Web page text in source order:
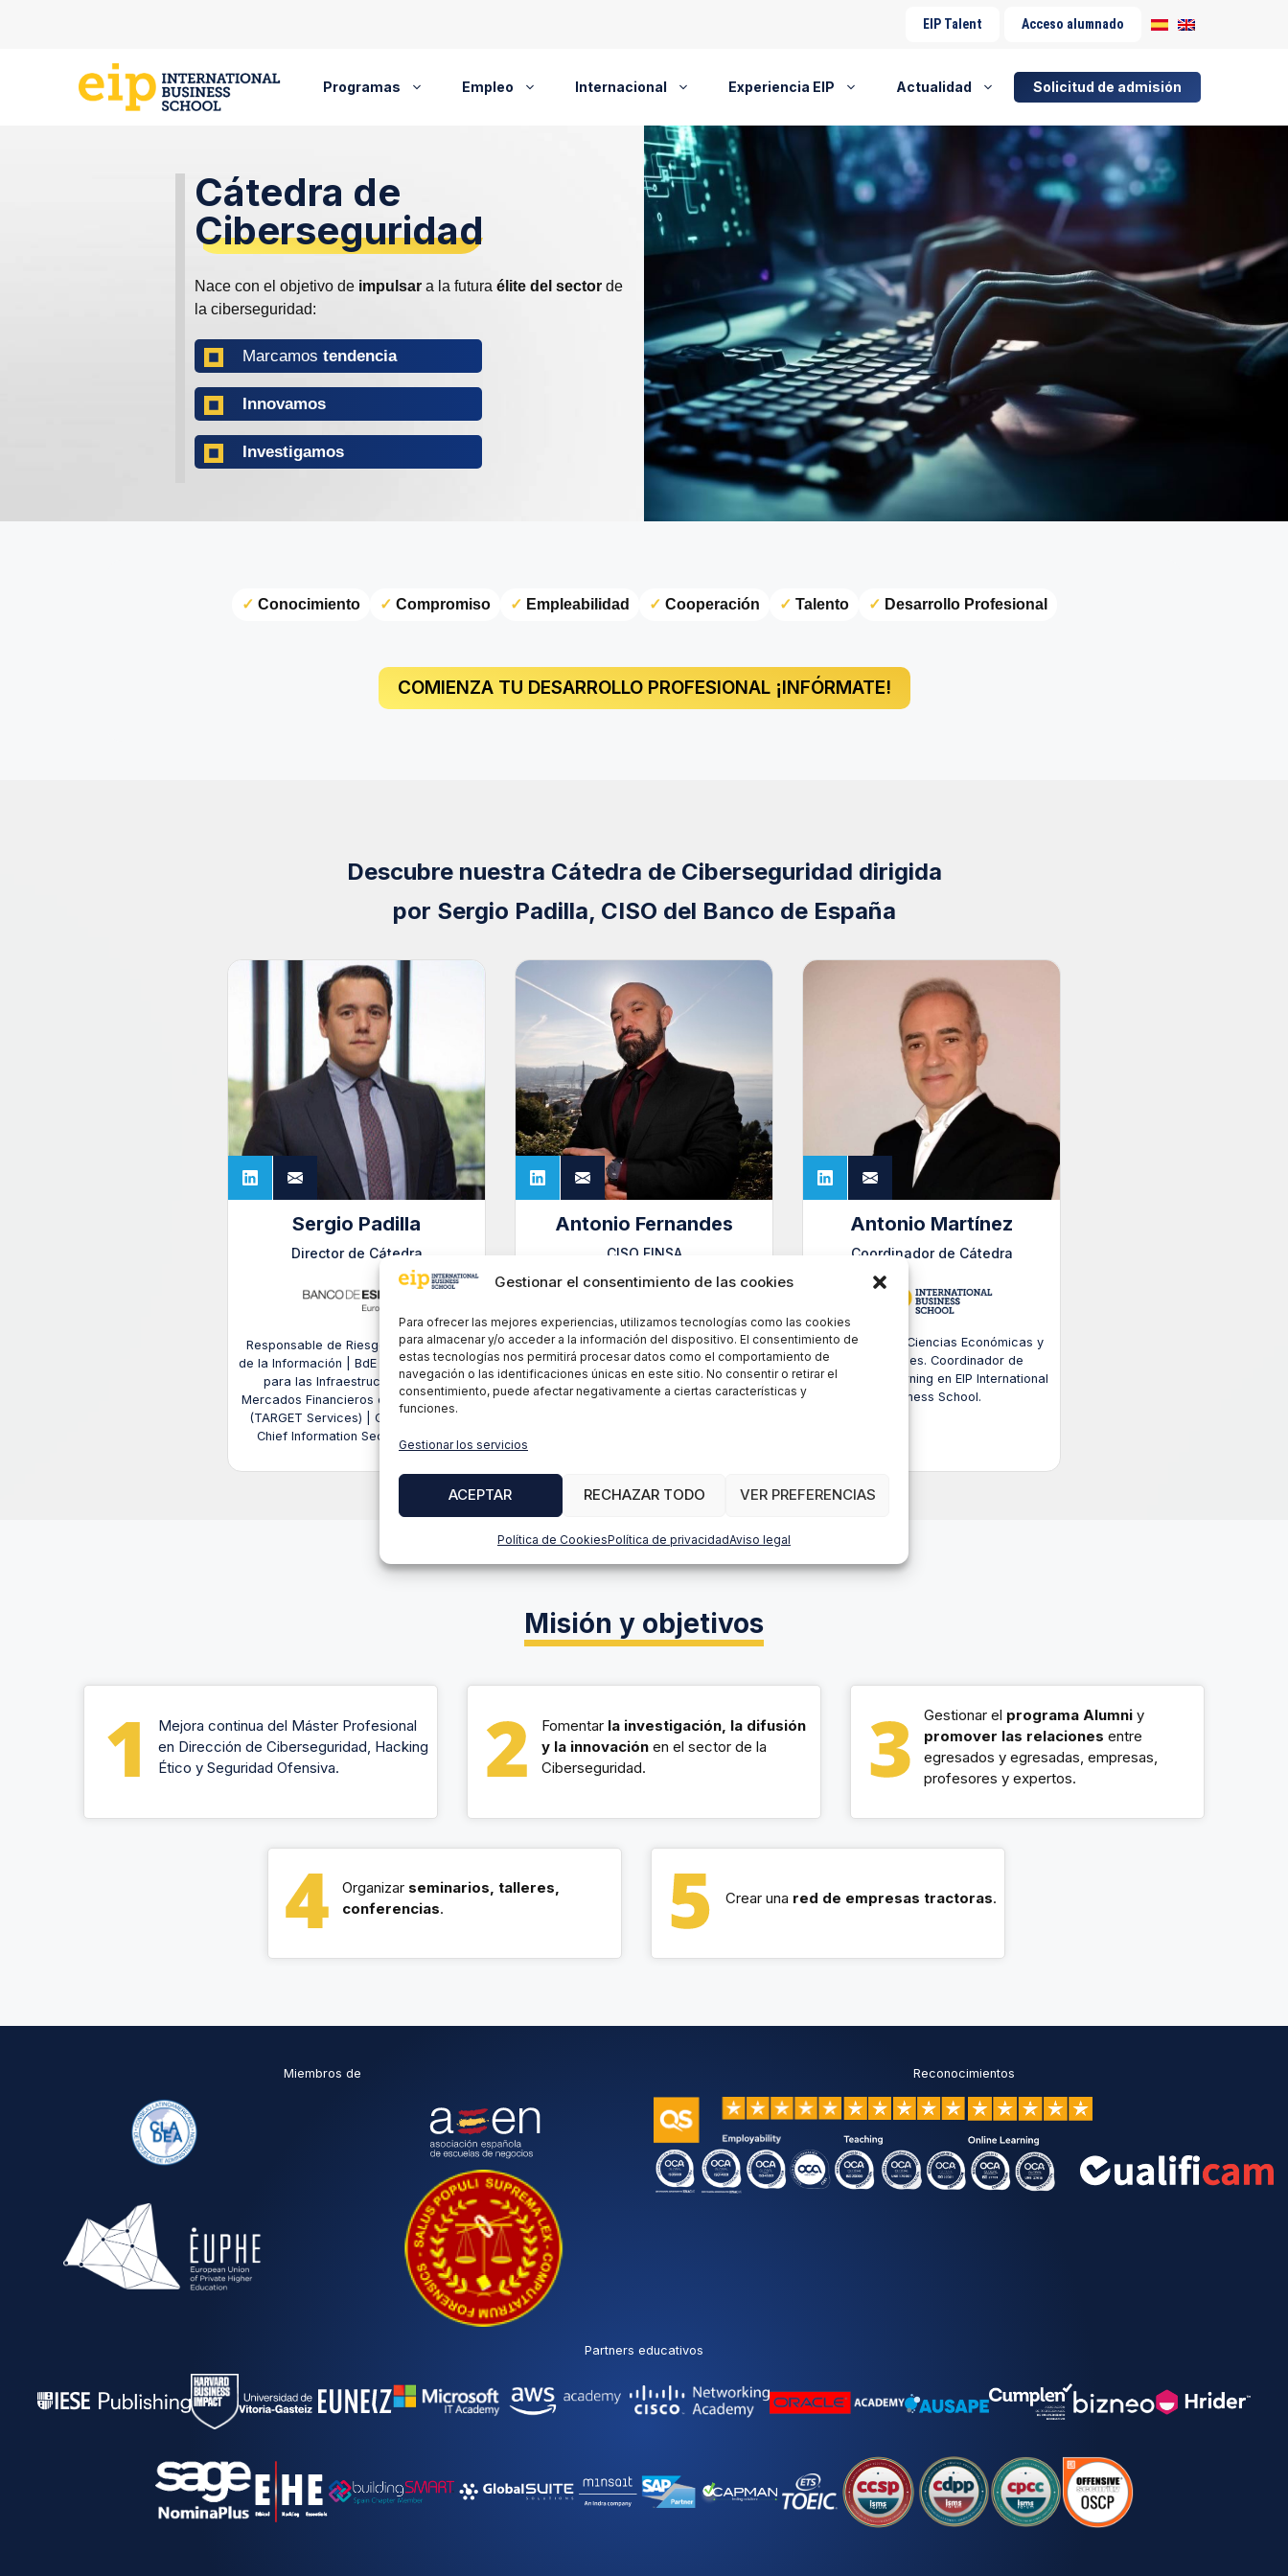
Gestionar el consentimiento de las cookies
Para ofrecer las mejores experiencias, utilizamos tecnologías como las cookies
para almacenar y/o acceder a la información del dispositivo. El consentimiento de
estas tecnologías nos permitirá procesar datos como el comportamiento de
navegación o las identificaciones únicas en este sitio. No consentir o retirar el
consentimiento, puede afectar negativamente a ciertas características y
funciones.
Gestionar los servicios
ACEPTAR RECHAZAR TODO VER PREFERENCIAS
Política de CookiesPolítica de privacidadAviso legal
EIP Talent Acceso alumnado
Programas Empleo Internacional Experiencia EIP Actualidad Solicitud de admisión
Cátedra de
Ciberseguridad
Nace con el objetivo de impulsar a la futura élite del sector de
la ciberseguridad:
Marcamos tendencia
Innovamos
Investigamos
✓ Conocimiento ✓ Compromiso ✓ Empleabilidad ✓ Cooperación ✓ Talento ✓ Desarrollo Profesional
COMIENZA TU DESARROLLO PROFESIONAL ¡INFÓRMATE!
Descubre nuestra Cátedra de Ciberseguridad dirigida
por Sergio Padilla, CISO del Banco de España
Sergio Padilla
Director de Cátedra
Responsable de Riesgos y Seguridad
de la Información | BdE Security Officer
para las Infraestructuras de los
Mercados Financieros del Eurosistema
(TARGET Services) | CISO- Certified
Chief Information Security Officer.
Antonio Fernandes
CISO FINSA
Security Manager – CISO | Experto y
Evaluador Externo en la Comisión
Europea | Miembro del Subgrupo de AI
de Europass | Miembro del
Antonio Martínez
Coordinador de Cátedra
Licenciado en Ciencias Económicas y
Empresariales. Coordinador de
Formación Elearning en EIP International
Business School.
Misión y objetivos
Mejora continua del Máster Profesional
en Dirección de Ciberseguridad, Hacking
Ético y Seguridad Ofensiva.
Fomentar la investigación, la difusión
y la innovaciónen el sector de la
Ciberseguridad.
Gestionar el programa Alumni y
promover las relaciones entre
egresados y egresadas, empresas,
profesores y expertos.
Organizar seminarios, talleres,
conferencias.
Crear una red de empresas tractoras.
Miembros de Reconocimientos
Partners educativos